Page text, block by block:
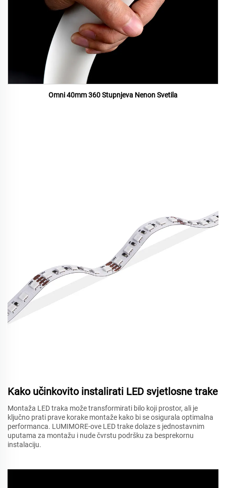
Omni 40mm 360 Stupnjeva Nenon Svetila
Kako učinkovito instalirati LED svjetlosne trake
Montaža LED traka može transformirati bilo koji prostor, ali je
ključno prati prave korake montaže kako bi se osigurala optimalna
performanca. LUMIMORE-ove LED trake dolaze s jednostavnim
uputama za montažu i nude čvrstu podršku za besprekornu
instalaciju.